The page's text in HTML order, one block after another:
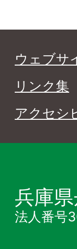
ウェブサ
リンク集
アクセシ
兵庫
法人番号